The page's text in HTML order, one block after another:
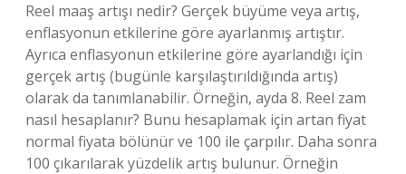
Reel maaş artışı nedir? Gerçek büyüme veya artış,
enflasyonun etkilerine göre ayarlanmış artıştır.
Ayrıca enflasyonun etkilerine göre ayarlandığı için
gerçek artış (bugünle karşılaştırıldığında artış)
olarak da tanımlanabilir. Örneğin, ayda 8. Reel zam
nasıl hesaplanır? Bunu hesaplamak için artan fiyat
normal fiyata bölünür ve 100 ile çarpılır. Daha sonra
100 çıkarılarak yüzdelik artış bulunur. Örneğin